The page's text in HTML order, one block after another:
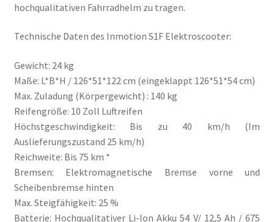
hochqualitativen Fahrradhelm zu tragen.
Technische Daten des Inmotion S1F Elektroscooter:
Gewicht: 24 kg
Maße: L*B*H / 126*51*122 cm (eingeklappt 126*51*54 cm)
Max. Zuladung (Körpergewicht) : 140 kg
Reifengröße: 10 Zoll Luftreifen
Höchstgeschwindigkeit: Bis zu 40 km/h (Im
Auslieferungszustand 25 km/h)
Reichweite: Bis 75 km *
Bremsen: Elektromagnetische Bremse vorne und
Scheibenbremse hinten
Max. Steigfähigkeit: 25 %
Batterie: Hochqualitativer Li-Ion Akku 54 V/ 12,5 Ah / 675